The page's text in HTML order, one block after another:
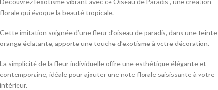
Découvrez l’exotisme vibrant avec ce Oiseau de Paradis , une création
florale qui évoque la beauté tropicale.
Cette imitation soignée d’une fleur d’oiseau de paradis, dans une teinte
orange éclatante, apporte une touche d’exotisme à votre décoration.
La simplicité de la fleur individuelle offre une esthétique élégante et
contemporaine, idéale pour ajouter une note florale saisissante à votre
intérieur.